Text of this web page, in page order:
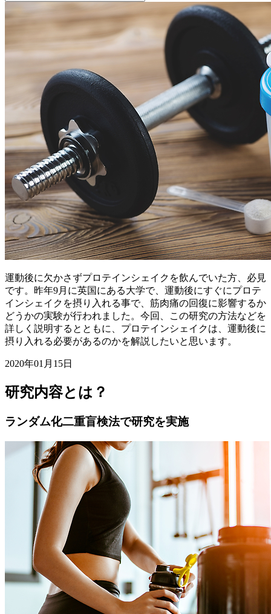
運動後に欠かさずプロテインシェイクを飲んでいた方、必見
です。昨年9月に英国にある大学で、運動後にすぐにプロテ
インシェイクを摂り入れる事で、筋肉痛の回復に影響するか
どうかの実験が行われました。今回、この研究の方法などを
詳しく説明するとともに、プロテインシェイクは、運動後に
摂り入れる必要があるのかを解説したいと思います。
2020年01月15日
研究内容とは？
ランダム化二重盲検法で研究を実施